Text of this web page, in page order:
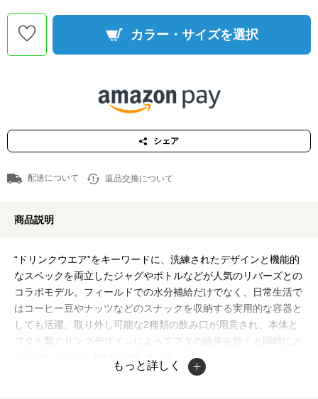
カラー・サイズを選択
シェア
配送について 返品交換について
商品説明
“ドリンクウエア”をキーワードに、洗練されたデザインと機能的
なスペックを両立したジャグやボトルなどが人気のリバーズとの
コラボモデル。フィールドでの水分補給だけでなく、日常生活で
はコーヒー豆やナッツなどのスナックを収納する実用的な容器と
しても活躍。取り外し可能な2種類の飲み口が用意され、本体と
フタを繋ぐリングデザインによってフタの紛失を防ぐと同時にカ
掲載商品は出来るだけ現物と同じになるよう撮影しております
もっと詳しく